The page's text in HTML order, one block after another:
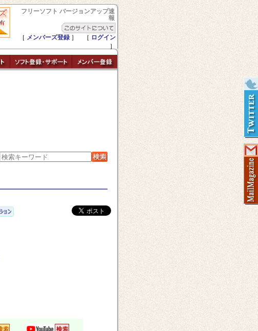
フリーソフト バージョンアップ速
報
［ メンバーズ登録 ］ ［ ログイン
］